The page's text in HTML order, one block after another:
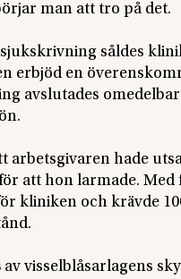
man att tro på det.
såldes
erbjöd en
avslutades
arbetsgivaren hade
att hon larmade. Med
kliniken och krävde
av visselblåsarlagens